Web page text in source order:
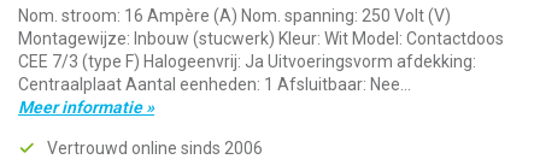
Nom. stroom: 16 Ampère (A) Nom. spanning: 250 Volt (V)
Montagewijze: Inbouw (stucwerk) Kleur: Wit Model: Contactdoos
CEE 7/3 (type F) Halogeenvrij: Ja Uitvoeringsvorm afdekking:
Centraalplaat Aantal eenheden: 1 Afsluitbaar: Nee...
Meer informatie »
Vertrouwd online sinds 2006